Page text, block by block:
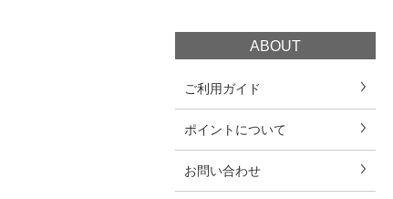
ABOUT
ご利用ガイド
ポイントについて
お問い合わせ